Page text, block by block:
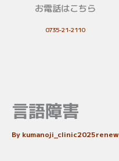
お電話はこちら
0735-21-2110
言語障害
By kumanoji_clinic2025renew